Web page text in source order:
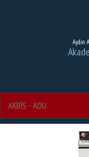
Aydın
AKBİS - ADÜ